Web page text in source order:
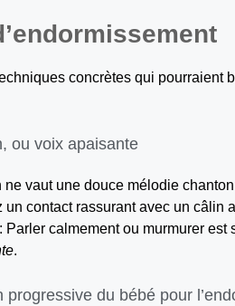
concrètes qui pourraient
ou voix apaisante
ne vaut une douce mélodie
un contact rassurant avec un câlin
: Parler calmement ou murmurer
.
progressive du bébé pour